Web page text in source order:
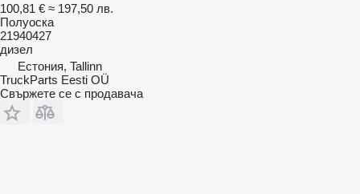
100,81 € ≈ 197,50 лв.
Полуоска
21940427
дизел
Естония, Tallinn
TruckParts Eesti OÜ
Свържете се с продавача